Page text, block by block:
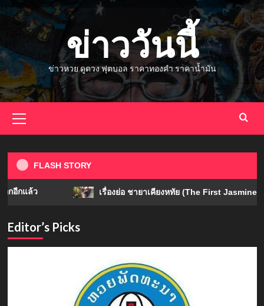
Skip
ข่าววันนี้
ข่าวหวย ดูดวง ฟุตบอล ราคาทองคำ ราคาน้ำมัน
Menu
FLASH STORY
ล้ว เรื่องย่อ ชายาเคียงหทัย (The First Jasmine): ซีรีส์
Editor’s Picks